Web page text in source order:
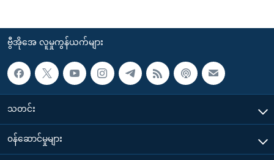
ဗွီအိုအေ လူမှုကွန်ယက်များ
သတင်း
၀န်ဆောင်မှုများ